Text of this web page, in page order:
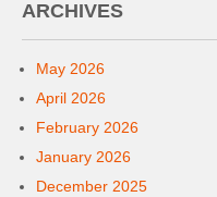
ARCHIVES
May 2026
April 2026
February 2026
January 2026
December 2025